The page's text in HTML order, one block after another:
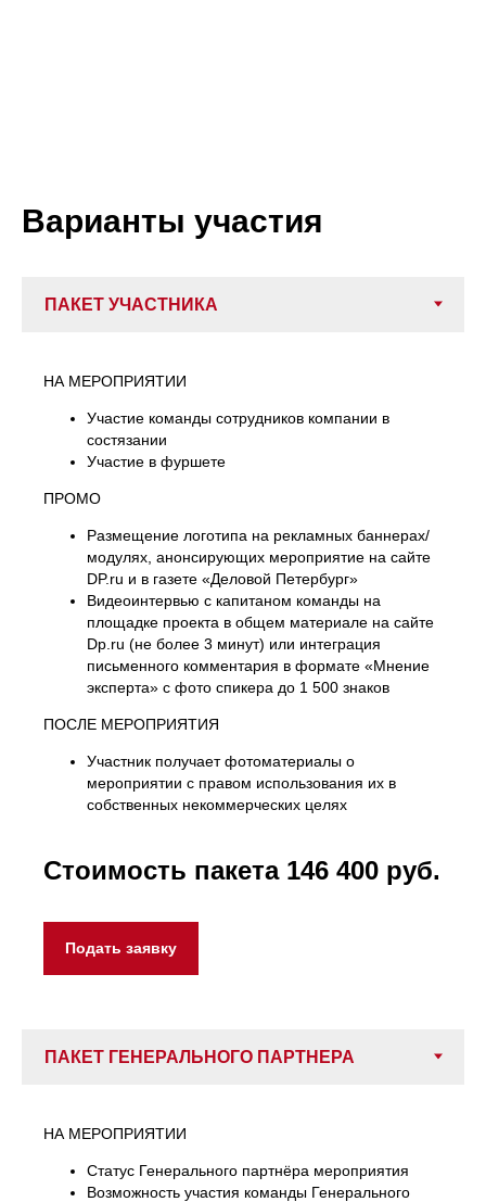
Варианты участия
НА МЕРОПРИЯТИИ
Участие команды сотрудников компании в
состязании
Участие в фуршете
ПРОМО
Размещение логотипа на рекламных баннерах/
модулях, анонсирующих мероприятие на сайте
DP.ru и в газете «Деловой Петербург»
Видеоинтервью с капитаном команды на
площадке проекта в общем материале на сайте
Dp.ru (не более 3 минут) или интеграция
письменного комментария в формате «Мнение
эксперта» с фото спикера до 1 500 знаков
ПОСЛЕ МЕРОПРИЯТИЯ
Участник получает фотоматериалы о
мероприятии с правом использования их в
собственных некоммерческих целях
Стоимость пакета 146 400 руб.
Подать заявку
НА МЕРОПРИЯТИИ
Статус Генерального партнёра мероприятия
Возможность участия команды Генерального